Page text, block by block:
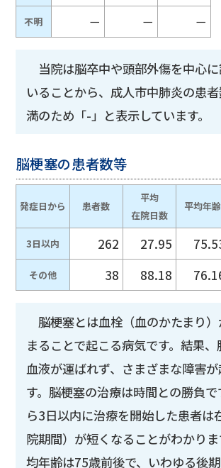
不明 － － －
当院は脳卒中や頭部外傷を中心
いることから、成人市中肺炎の患
満のため「-」と表示しています。
脳梗塞の患者数等
発症日から 患者数
平均
在院日数
平均年齢
3日以内 262 27.95
その他 38 88.18
脳梗塞とは血栓（血のかたまり
まることで起こる病気です。結果
血液が運ばれず、さまざまな障害が
す。脳梗塞の治療は時間との勝負
ら3日以内に治療を開始した患者は
院期間）が短くなることがわかり
均年齢は75歳前後で、いわゆる後